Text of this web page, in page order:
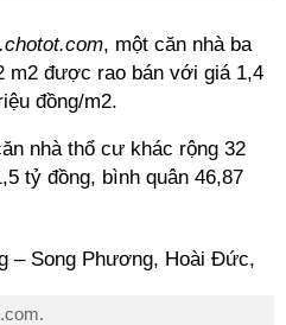
, một căn nhà ba
m2 được rao bán với giá 1,4
đồng/m2.
nhà thổ cư khác rộng 32
tỷ đồng, bình quân 46,87